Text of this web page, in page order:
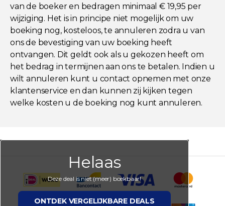
van de boeker en bedragen minimaal € 19,95 per
wijziging. Het is in principe niet mogelijk om uw
boeking nog, kosteloos, te annuleren zodra u van
ons de bevestiging van uw boeking heeft
ontvangen. Dit geldt ook als u gekozen heeft om
het bedrag in termijnen aan ons te betalen. Indien u
wilt annuleren kunt u contact opnemen met onze
klantenservice en dan kunnen zij kijken tegen
welke kosten u de boeking nog kunt annuleren.
Helaas
Deze deal is niet (meer) boekbaar!
ONTDEK VERGELIJKBARE DEALS